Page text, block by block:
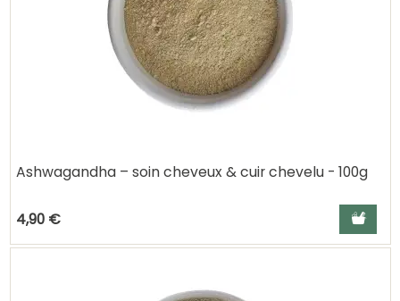
Ashwagandha – soin cheveux & cuir chevelu - 100g
4,90 € Ajouter